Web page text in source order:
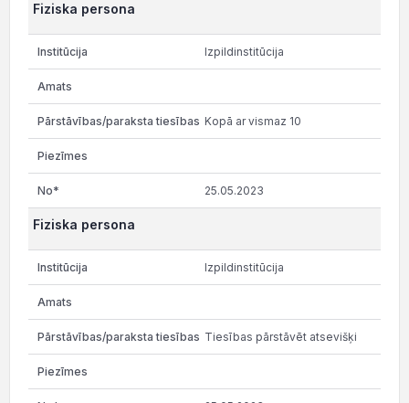
Fiziska persona
Izpildinstitūcija
Kopā ar vismaz 10
25.05.2023
Fiziska persona
Izpildinstitūcija
Tiesības pārstāvēt atsevišķi